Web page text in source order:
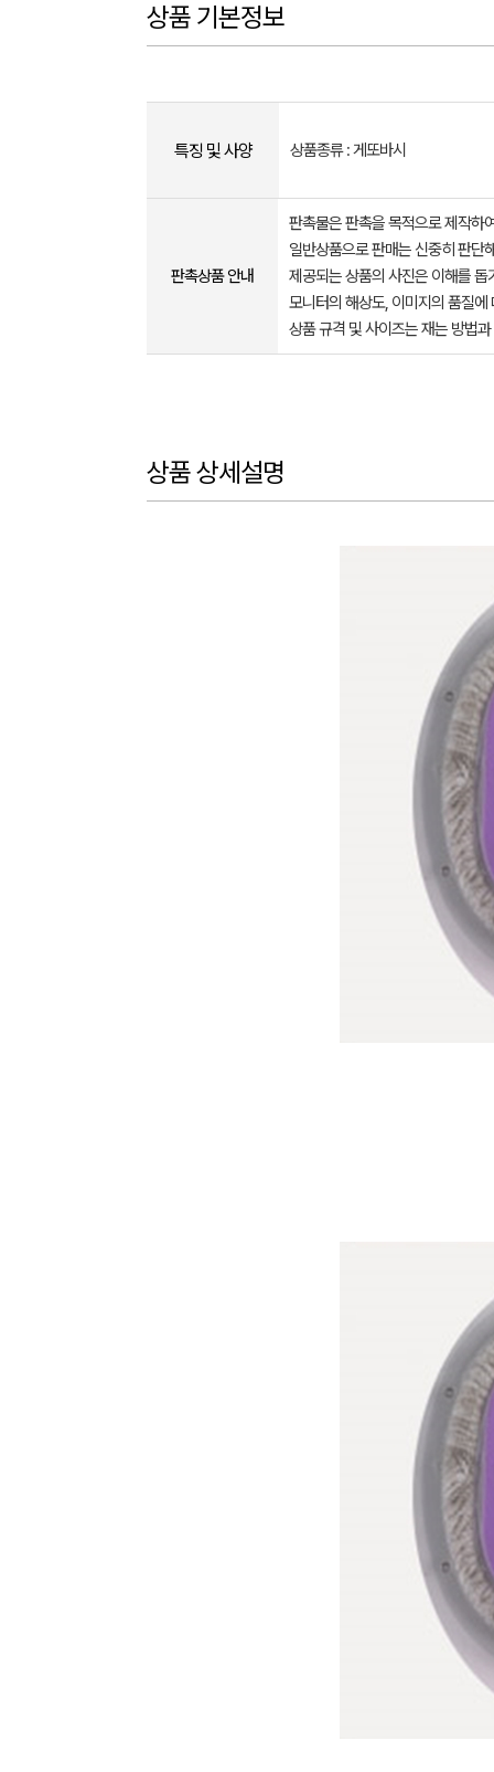
상품 기본정보
특징 및 사양 상품종류 : 게또바시
판촉상품 안내
판촉물은 판촉을 목적으로 제작하
일반상품으로 판매는 신중히 판단
제공되는 상품의 사진은 이해를
모니터의 해상도, 이미지의 품질
상품 규격 및 사이즈는 재는 방법
상품 상세설명